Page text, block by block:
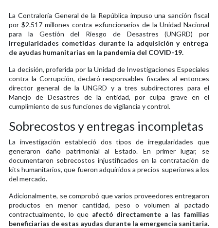
La Contraloría General de la República impuso una sanción fiscal
por $2.517 millones contra exfuncionarios de la Unidad Nacional
para la Gestión del Riesgo de Desastres (UNGRD) por
irregularidades cometidas durante la adquisición y entrega
de ayudas humanitarias en la pandemia del COVID-19.
La decisión, proferida por la Unidad de Investigaciones Especiales
contra la Corrupción, declaró responsables fiscales al entonces
director general de la UNGRD y a tres subdirectores para el
Manejo de Desastres de la entidad, por culpa grave en el
cumplimiento de sus funciones de vigilancia y control.
Sobrecostos y entregas incompletas
La investigación estableció dos tipos de irregularidades que
generaron daño patrimonial al Estado. En primer lugar, se
documentaron sobrecostos injustificados en la contratación de
kits humanitarios, que fueron adquiridos a precios superiores a los
del mercado.
Adicionalmente, se comprobó que varios proveedores entregaron
productos en menor cantidad, peso o volumen al pactado
contractualmente, lo que afectó directamente a las familias
beneficiarias de estas ayudas durante la emergencia sanitaria.